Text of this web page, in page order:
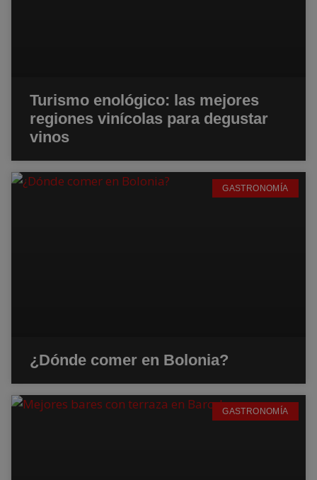
Turismo enológico: las mejores
regiones vinícolas para degustar
vinos
GASTRONOMÍA
¿Dónde comer en Bolonia?
GASTRONOMÍA